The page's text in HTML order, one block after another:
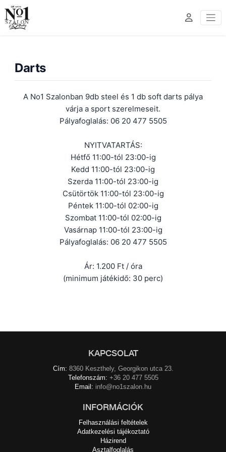
Darts
A No1 Szalonban 9db steel és 1 db soft darts pálya
várja a sport szerelmeseit.
Pályafoglalás: 06 20 477 5505
NYITVATARTÁS:
Hétfő 11:00-tól 23:00-ig
Kedd 11:00-tól 23:00-ig
Szerda 11:00-tól 23:00-ig
Csütörtök 11:00-tól 23:00-ig
Péntek 11:00-tól 02:00-ig
Szombat 11:00-tól 02:00-ig
Vasárnap 11:00-tól 23:00-ig
Pályafoglalás: 06 20 477 5505
Ár: 1.200 Ft / óra
(minimum játékidő: 30 perc)
KAPCSOLAT
Cím: 8360 Keszthely, Georgikon utca 23.
Telefonszám: +36 20 477 5505
Email: info@no1szalon.hu
INFORMÁCIÓK
Felhasználási feltételek
Adatkezelési tájékoztató
Házirend
Asztalfoglalás